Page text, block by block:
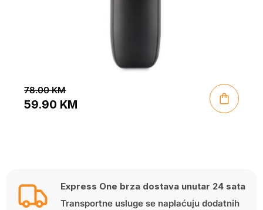
78.00KM
59.90 KM
Express One brza dostava unutar 24 sata
Transportne usluge se naplaćuju dodatnih